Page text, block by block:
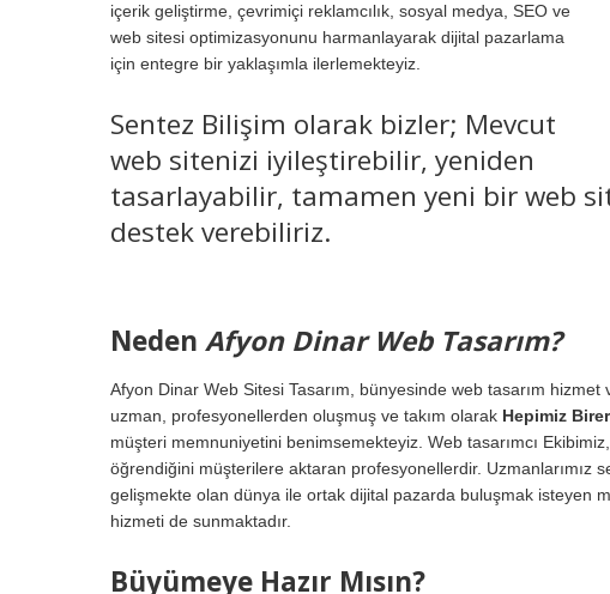
içerik geliştirme, çevrimiçi reklamcılık, sosyal medya, SEO ve
web sitesi optimizasyonunu harmanlayarak dijital pazarlama
için entegre bir yaklaşımla ilerlemekteyiz.
Sentez Bilişim olarak bizler; Mevcut
web sitenizi iyileştirebilir, yeniden
tasarlayabilir, tamamen yeni bir web
destek verebiliriz.
Neden Afyon Dinar Web Tasarım?
Afyon Dinar Web Sitesi Tasarım, bünyesinde web tasarım
uzman, profesyonellerden oluşmuş ve takım olarak Hepimiz
müşteri memnuniyetini benimsemekteyiz. Web tasarımcı
öğrendiğini müşterilere aktaran profesyonellerdir. Uzmanlarımız
gelişmekte olan dünya ile ortak dijital pazarda buluşmak isteyen
hizmeti de sunmaktadır.
Büyümeye Hazır Mısın?